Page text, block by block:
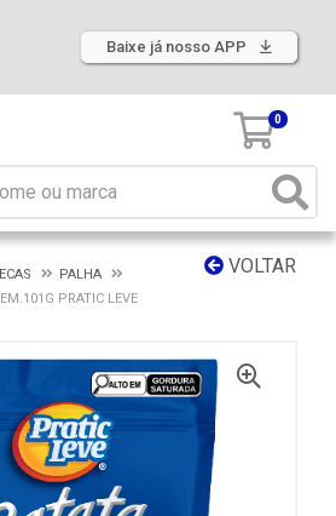
Baixe já nosso APP
0
VOLTAR
PALHA
PRATIC LEVE